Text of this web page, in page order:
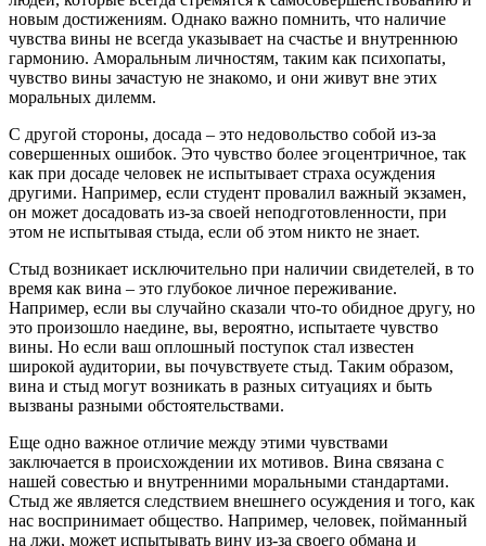
новым достижениям. Однако важно помнить, что наличие
чувства вины не всегда указывает на счастье и внутреннюю
гармонию. Аморальным личностям, таким как психопаты,
чувство вины зачастую не знакомо, и они живут вне этих
моральных дилемм.
С другой стороны, досада – это недовольство собой из-за
совершенных ошибок. Это чувство более эгоцентричное, так
как при досаде человек не испытывает страха осуждения
другими. Например, если студент провалил важный экзамен,
он может досадовать из-за своей неподготовленности, при
этом не испытывая стыда, если об этом никто не знает.
Стыд возникает исключительно при наличии свидетелей, в то
время как вина – это глубокое личное переживание.
Например, если вы случайно сказали что-то обидное другу, но
это произошло наедине, вы, вероятно, испытаете чувство
вины. Но если ваш оплошный поступок стал известен
широкой аудитории, вы почувствуете стыд. Таким образом,
вина и стыд могут возникать в разных ситуациях и быть
вызваны разными обстоятельствами.
Еще одно важное отличие между этими чувствами
заключается в происхождении их мотивов. Вина связана с
нашей совестью и внутренними моральными стандартами.
Стыд же является следствием внешнего осуждения и того, как
нас воспринимает общество. Например, человек, пойманный
на лжи, может испытывать вину из-за своего обмана и